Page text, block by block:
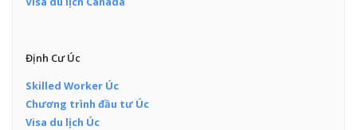
Định Cư Úc
Skilled Worker Úc
Chương trình đầu tư Úc
Visa du lịch Úc